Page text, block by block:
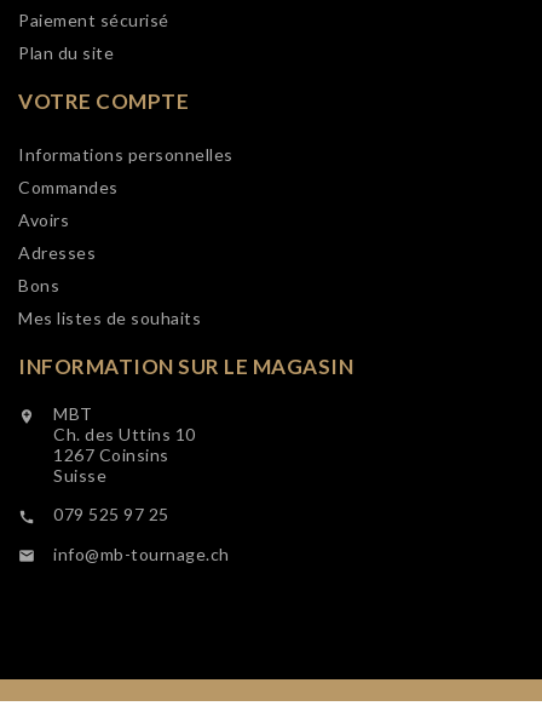
Paiement sécurisé
Plan du site
VOTRE COMPTE
Informations personnelles
Commandes
Avoirs
Adresses
Bons
Mes listes de souhaits
INFORMATION SUR LE MAGASIN

MBT
Ch. des Uttins 10
1267 Coinsins
Suisse
 079 525 97 25
 info@mb-tournage.ch